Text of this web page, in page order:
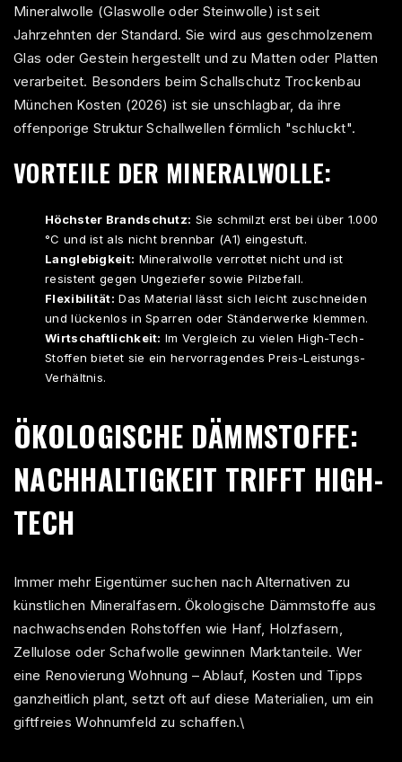
Mineralwolle (Glaswolle oder Steinwolle) ist seit
Jahrzehnten der Standard. Sie wird aus geschmolzenem
Glas oder Gestein hergestellt und zu Matten oder Platten
verarbeitet. Besonders beimSchallschutz Trockenbau
München Kosten (2026) ist sie unschlagbar, da ihre
offenporige Struktur Schallwellen förmlich "schluckt".
VORTEILE DER MINERALWOLLE:
Höchster Brandschutz: Sie schmilzt erst bei über 1.000
°C und ist als nicht brennbar (A1) eingestuft.
Langlebigkeit: Mineralwolle verrottet nicht und ist
resistent gegen Ungeziefer sowie Pilzbefall.
Flexibilität: Das Material lässt sich leicht zuschneiden
und lückenlos in Sparren oder Ständerwerke klemmen.
Wirtschaftlichkeit: Im Vergleich zu vielen High-Tech-
Stoffen bietet sie ein hervorragendes Preis-Leistungs-
Verhältnis.
ÖKOLOGISCHE DÄMMSTOFFE:
NACHHALTIGKEIT TRIFFT HIGH-
TECH
Immer mehr Eigentümer suchen nach Alternativen zu
künstlichen Mineralfasern. Ökologische Dämmstoffe aus
nachwachsenden Rohstoffen wie Hanf, Holzfasern,
Zellulose oder Schafwolle gewinnen Marktanteile. Wer
eine Renovierung Wohnung – Ablauf, Kosten und Tipps
ganzheitlich plant, setzt oft auf diese Materialien, um ein
giftfreies Wohnumfeld zu schaffen.\